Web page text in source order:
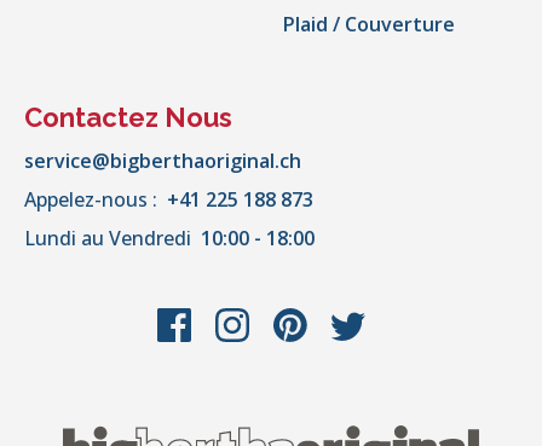
Plaid / Couverture
Contactez Nous
service@bigberthaoriginal.ch
Appelez-nous : +41 225 188 873
Lundi au Vendredi 10:00 - 18:00